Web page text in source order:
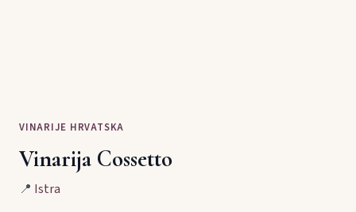
VINARIJE HRVATSKA
Vinarija Cossetto
📍 Istra